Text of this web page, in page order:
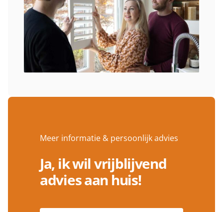
Meer informatie & persoonlijk advies
Ja, ik wil vrijblijvend
advies aan huis!